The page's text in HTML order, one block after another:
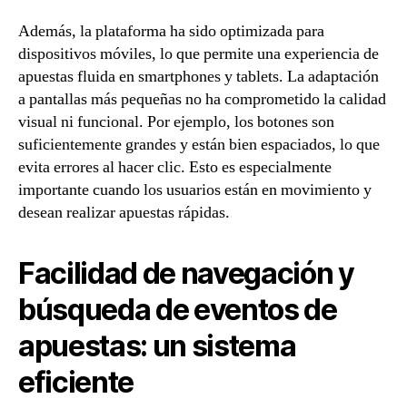
Además, la plataforma ha sido optimizada para
dispositivos móviles, lo que permite una experiencia de
apuestas fluida en smartphones y tablets. La adaptación
a pantallas más pequeñas no ha comprometido la calidad
visual ni funcional. Por ejemplo, los botones son
suficientemente grandes y están bien espaciados, lo que
evita errores al hacer clic. Esto es especialmente
importante cuando los usuarios están en movimiento y
desean realizar apuestas rápidas.
Facilidad de navegación y
búsqueda de eventos de
apuestas: un sistema
eficiente